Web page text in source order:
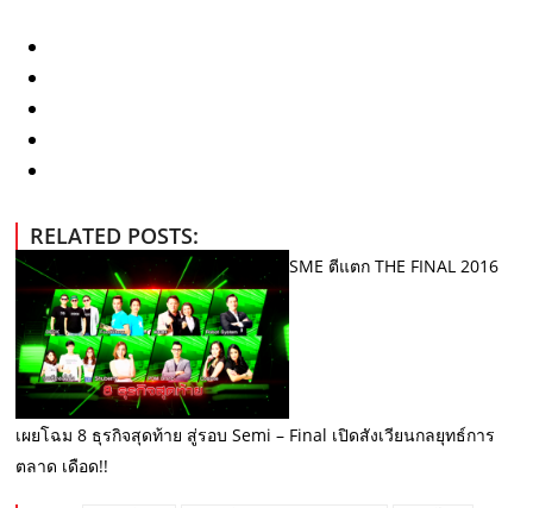
RELATED POSTS:
SME ตีแตก THE FINAL 2016
เผยโฉม 8 ธุรกิจสุดท้าย สู่รอบ Semi – Final เปิดสังเวียนกลยุทธ์การ
ตลาด เดือด!!